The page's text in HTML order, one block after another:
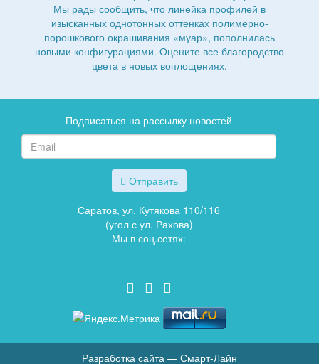
Мы рады сообщить, что линейка профилей в
изысканных однотонных оттенках полимерно-
порошкового окрашивания «муар», пополнилась
новыми конфигурациями. Оцените все благородство
цвета в новых воплощениях.
Подписаться на рассылку новостей
Отправить
Саратов, ул. Кутякова 110/116
(угол с ул. Рахова)
Мы в соц.сетях:
Разработка сайта — Смарт-Лайн